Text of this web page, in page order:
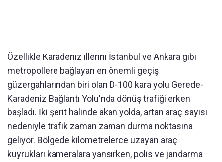
Özellikle Karadeniz illerini İstanbul ve Ankara gibi
metropollere bağlayan en önemli geçiş
güzergahlarından biri olan D-100 kara yolu Gerede-
Karadeniz Bağlantı Yolu'nda dönüş trafiği erken
başladı. İki şerit halinde akan yolda, artan araç sayısı
nedeniyle trafik zaman zaman durma noktasına
geliyor. Bölgede kilometrelerce uzayan araç
kuyrukları kameralara yansırken, polis ve jandarma